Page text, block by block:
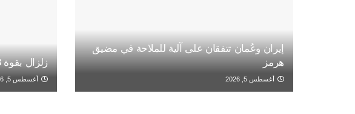
إيران وعُمان تتفقان على آلية للملاحة في مضيق
هرمز
أغسطس 5, 2026
زلزال بقوة 6,3 درجات يضرب جنوب الفيليبين
أغسطس 5, 2026